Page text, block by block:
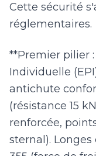
Cette sécurité
réglementaires.
**Premier pilier
Individuelle
antichute
(résistance 15
renforcée,
sternal).